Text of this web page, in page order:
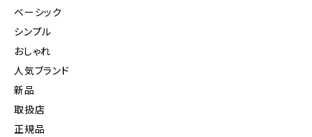
ベーシック
シンプル
おしゃれ
人気ブランド
新品
取扱店
正規品